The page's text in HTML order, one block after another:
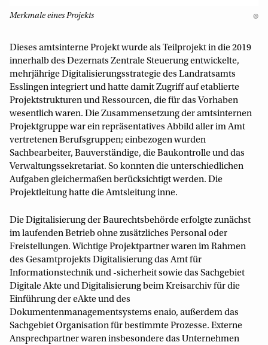
Merkmale eines Projekts ©
Dieses amtsinterne Projekt wurde als Teilprojekt in die 2019
innerhalb des Dezernats Zentrale Steuerung entwickelte,
mehrjährige Digitalisierungsstrategie des Landratsamts
Esslingen integriert und hatte damit Zugriff auf etablierte
Projektstrukturen und Ressourcen, die für das Vorhaben
wesentlich waren. Die Zusammensetzung der amtsinternen
Projektgruppe war ein repräsentatives Abbild aller im Amt
vertretenen Berufsgruppen; einbezogen wurden
Sachbearbeiter, Bauverständige, die Baukontrolle und das
Verwaltungssekretariat. So konnten die unterschiedlichen
Aufgaben gleichermaßen berücksichtigt werden. Die
Projektleitung hatte die Amtsleitung inne.
Die Digitalisierung der Baurechtsbehörde erfolgte zunächst
im laufenden Betrieb ohne zusätzliches Personal oder
Freistellungen. Wichtige Projektpartner waren im Rahmen
des Gesamtprojekts Digitalisierung das Amt für
Informationstechnik und -sicherheit sowie das Sachgebiet
Digitale Akte und Digitalisierung beim Kreisarchiv für die
Einführung der eAkte und des
Dokumentenmanagementsystems enaio, außerdem das
Sachgebiet Organisation für bestimmte Prozesse. Externe
Ansprechpartner waren insbesondere das Unternehmen